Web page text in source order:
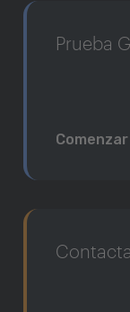
Prueba